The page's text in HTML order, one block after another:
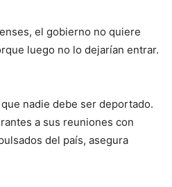
el gobierno no quiere
luego no lo dejarían entrar.
nadie debe ser deportado.
a sus reuniones con
del país, asegura